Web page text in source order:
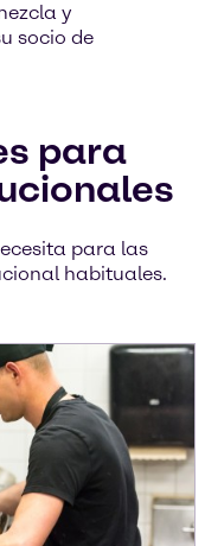
y
socio de
para
para las
habituales.